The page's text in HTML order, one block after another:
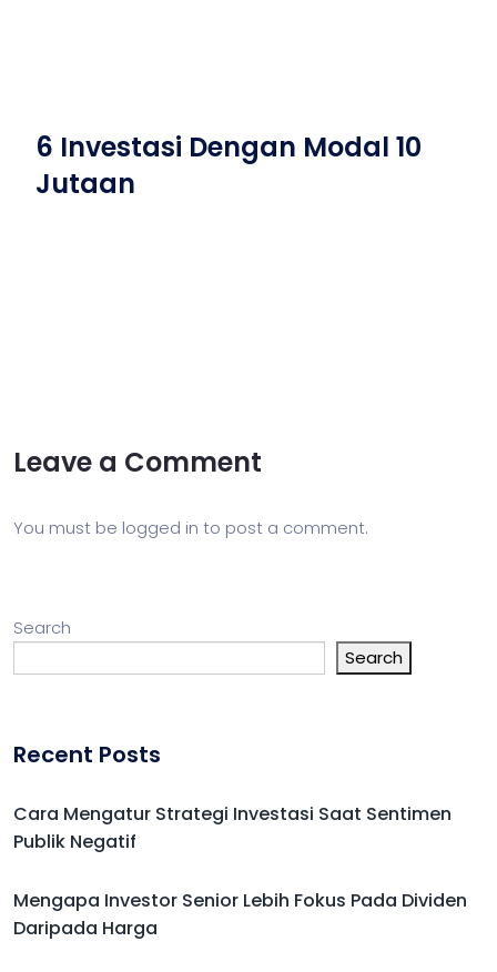
6 Investasi Dengan Modal 10
Jutaan
Leave a Comment
You must be logged in to post a comment.
Search
Search
Recent Posts
Cara Mengatur Strategi Investasi Saat Sentimen
Publik Negatif
Mengapa Investor Senior Lebih Fokus Pada Dividen
Daripada Harga